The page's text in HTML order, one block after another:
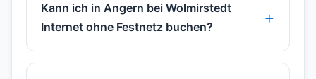
Kann ich in Angern bei Wolmirstedt
Internet ohne Festnetz buchen?